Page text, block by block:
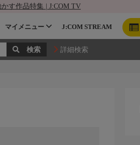
す作品特集 | J:COM TV
マイメニュー J:COM STREAM
詳細検索